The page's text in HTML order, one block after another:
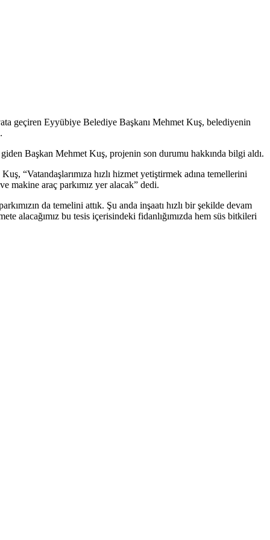
geçiren Eyyübiye Belediye Başkanı Mehmet Kuş, belediyenin
Başkan Mehmet Kuş, projenin son durumu hakkında bilgi aldı.
“Vatandaşlarımıza hızlı hizmet yetiştirmek adına temellerini
makine araç parkımız yer alacak” dedi.
da temelini attık. Şu anda inşaatı hızlı bir şekilde devam
alacağımız bu tesis içerisindeki fidanlığımızda hem süs bitkileri